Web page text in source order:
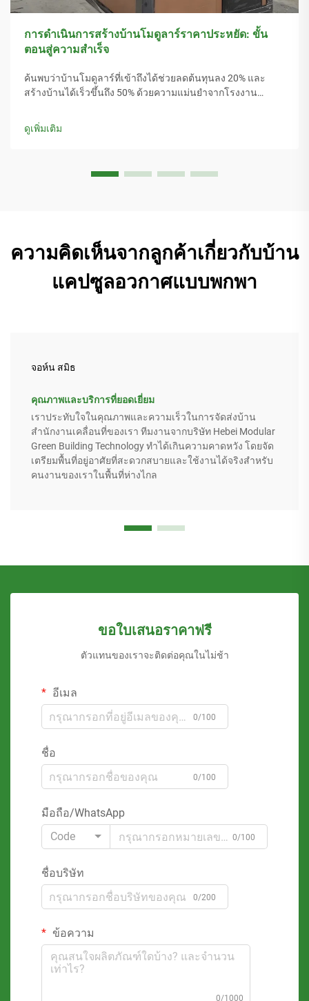
การดำเนินการสร้างบ้านโมดูลาร์ราคาประหยัด: ขั้น
ตอนสู่ความสำเร็จ
ค้นพบว่าบ้านโมดูลาร์ที่เข้าถึงได้ช่วยลดต้นทุนลง 20% และ
สร้างบ้านได้เร็วขึ้นถึง 50% ด้วยความแม่นยำจากโรงงาน
แล้ว เรียนรู้ขั้นตอนสำคัญสู่ความสำเร็จ
ดูเพิ่มเติม
ความคิดเห็นจากลูกค้าเกี่ยวกับบ้าน
แคปซูลอวกาศแบบพกพา
จอห์น สมิธ
คุณภาพและบริการที่ยอดเยี่ยม
เราประทับใจในคุณภาพและความเร็วในการจัดส่งบ้าน
สำนักงานเคลื่อนที่ของเรา ทีมงานจากบริษัท Hebei Modular
Green Building Technology ทำได้เกินความคาดหวัง โดยจัด
เตรียมพื้นที่อยู่อาศัยที่สะดวกสบายและใช้งานได้จริงสำหรับ
คนงานของเราในพื้นที่ห่างไกล
ขอใบเสนอราคาฟรี
ตัวแทนของเราจะติดต่อคุณในไม่ช้า
อีเมล
0/100
ชื่อ
0/100
มือถือ/WhatsApp
Code
0/100
ชื่อบริษัท
0/200
ข้อความ
0/1000